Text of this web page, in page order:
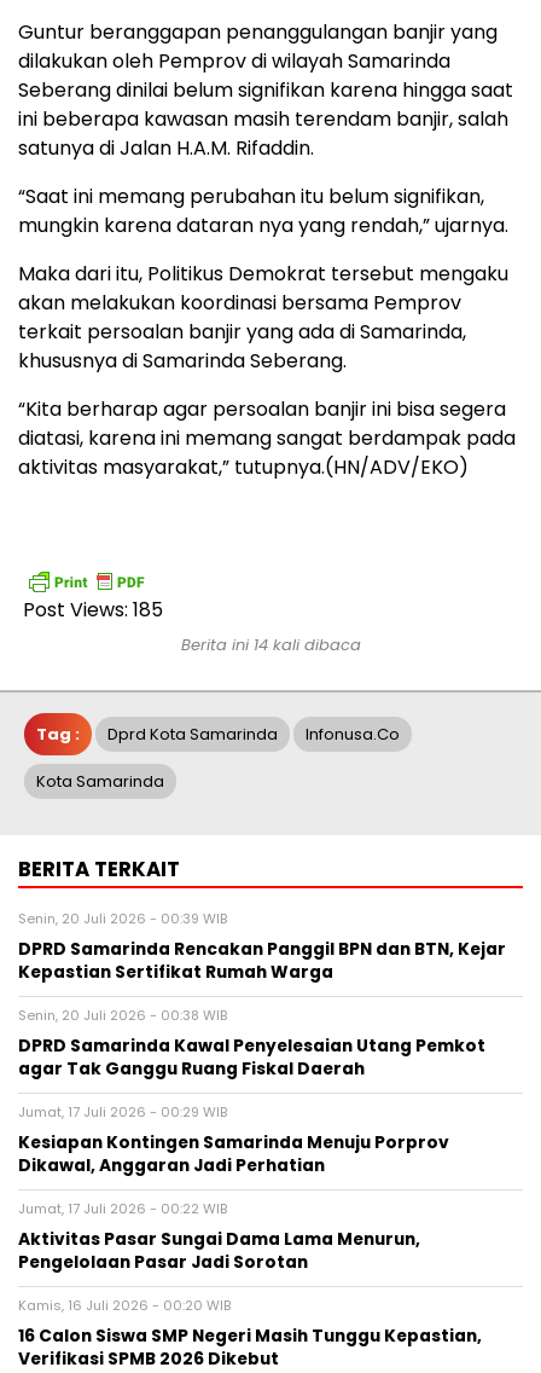
Guntur beranggapan penanggulangan banjir yang
dilakukan oleh Pemprov di wilayah Samarinda
Seberang dinilai belum signifikan karena hingga saat
ini beberapa kawasan masih terendam banjir, salah
satunya di Jalan H.A.M. Rifaddin.
“Saat ini memang perubahan itu belum signifikan,
mungkin karena dataran nya yang rendah,” ujarnya.
Maka dari itu, Politikus Demokrat tersebut mengaku
akan melakukan koordinasi bersama Pemprov
terkait persoalan banjir yang ada di Samarinda,
khususnya di Samarinda Seberang.
“Kita berharap agar persoalan banjir ini bisa segera
diatasi, karena ini memang sangat berdampak pada
aktivitas masyarakat,” tutupnya.(HN/ADV/EKO)
Post Views: 185
Berita ini 14 kali dibaca
Tag : Dprd Kota Samarinda Infonusa.co
Kota Samarinda
BERITA TERKAIT
Senin, 20 Juli 2026 - 00:39 WIB
DPRD Samarinda Rencakan Panggil BPN dan BTN, Kejar
Kepastian Sertifikat Rumah Warga
Senin, 20 Juli 2026 - 00:38 WIB
DPRD Samarinda Kawal Penyelesaian Utang Pemkot
agar Tak Ganggu Ruang Fiskal Daerah
Jumat, 17 Juli 2026 - 00:29 WIB
Kesiapan Kontingen Samarinda Menuju Porprov
Dikawal, Anggaran Jadi Perhatian
Jumat, 17 Juli 2026 - 00:22 WIB
Aktivitas Pasar Sungai Dama Lama Menurun,
Pengelolaan Pasar Jadi Sorotan
Kamis, 16 Juli 2026 - 00:20 WIB
16 Calon Siswa SMP Negeri Masih Tunggu Kepastian,
Verifikasi SPMB 2026 Dikebut